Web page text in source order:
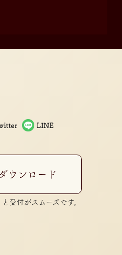
LINE
ウンロード
受付がスムーズです。